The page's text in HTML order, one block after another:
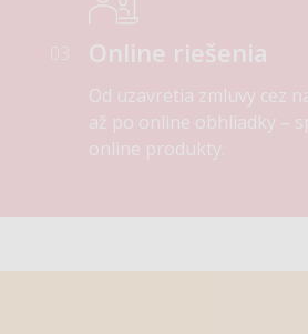
Online riešenia
Od uzavretia zmluvy cez
až po online obhliadky –
online produkty.